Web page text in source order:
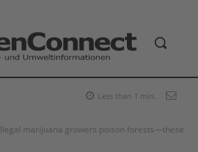
Less than 1 min.
marijuana growers poison forests—these